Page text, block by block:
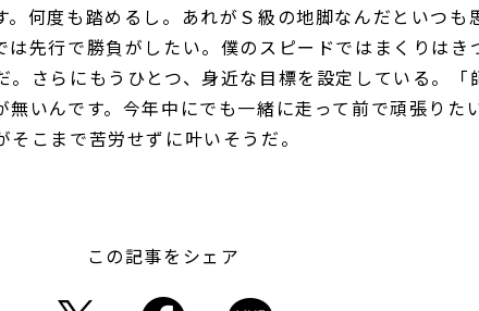
。何度も踏めるし。あれがＳ級の地脚なんだといつも
は先行で勝負がしたい。僕のスピードではまくりはき
。さらにもうひとつ、身近な目標を設定している。「
いんです。今年中にでも一緒に走って前で頑張りた
こまで苦労せずに叶いそうだ。
この記事をシェア